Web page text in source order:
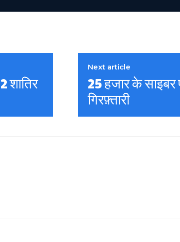
शातिर
Next article
25 हजार के
गिरफ़्तारी